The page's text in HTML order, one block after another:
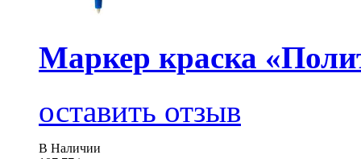
Маркер краска
оставить отзыв
В Наличии